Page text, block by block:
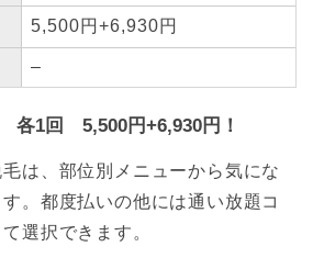
5,500円+6,930円
–
各1回 5,500円+6,930円！
は、部位別メニューから気にな
。都度払いの他には通い放題コ
選択できます。